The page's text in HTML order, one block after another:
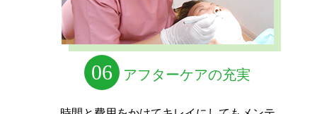
06 アフターケアの充実